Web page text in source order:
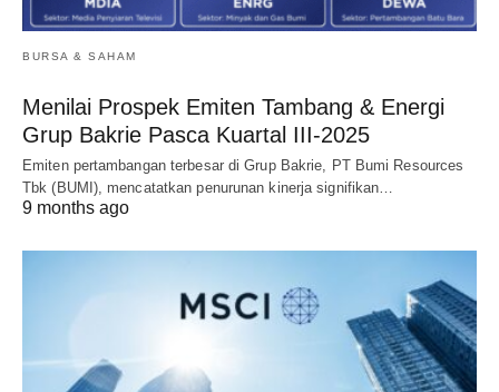
BURSA & SAHAM
Menilai Prospek Emiten Tambang & Energi
Grup Bakrie Pasca Kuartal III-2025
Emiten pertambangan terbesar di Grup Bakrie, PT Bumi Resources
Tbk (BUMI), mencatatkan penurunan kinerja signifikan…
9 months ago